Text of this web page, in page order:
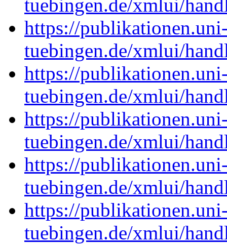
tuebingen.de/xmlui/
https://
tuebingen.de/xmlui/
https://
tuebingen.de/xmlui/
https://
tuebingen.de/xmlui/
https://
tuebingen.de/xmlui/
https://
tuebingen.de/xmlui/